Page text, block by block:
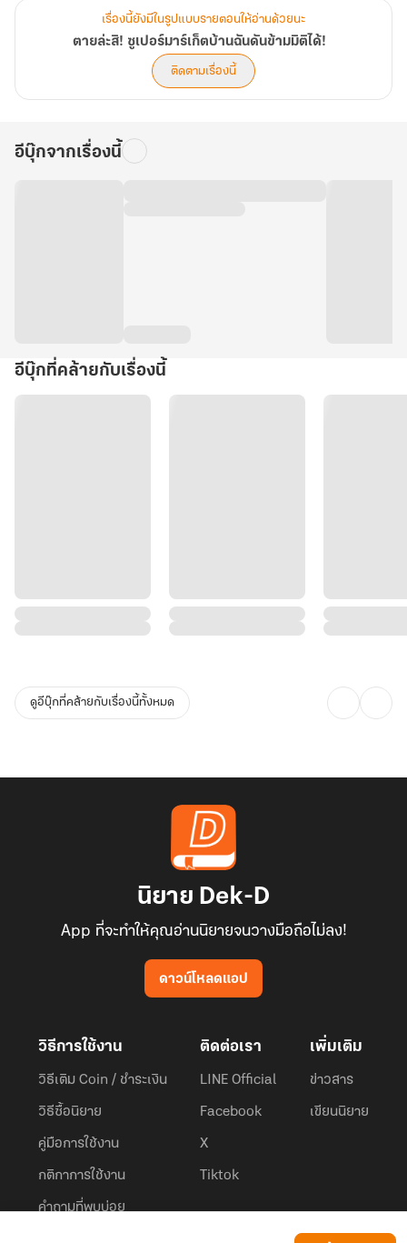
เรื่องนี้ยังมีในรูปแบบรายตอนให้อ่านด้วยนะ
ตายล่ะสิ! ซูเปอร์มาร์เก็ตบ้านฉันดันข้ามมิติได้!
ติดตามเรื่องนี้
อีบุ๊กจากเรื่องนี้
อีบุ๊กที่คล้ายกับเรื่องนี้
ดูอีบุ๊กที่คล้ายกับเรื่องนี้ทั้งหมด
นิยาย Dek-D
App ที่จะทำให้คุณอ่านนิยายจนวางมือถือไม่ลง!
ดาวน์โหลดแอป
วิธีการใช้งาน
วิธีเติม Coin / ชำระเงิน
วิธีซื้อนิยาย
คู่มือการใช้งาน
กติกาการใช้งาน
คำถามที่พบบ่อย
ติดต่อเรา
LINE Official
Facebook
X
Tiktok
เพิ่มเติม
ข่าวสาร
เขียนนิยาย